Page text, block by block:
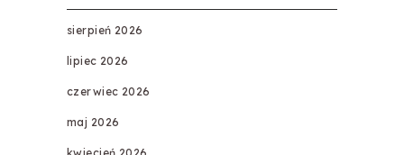
sierpień 2026
lipiec 2026
czerwiec 2026
maj 2026